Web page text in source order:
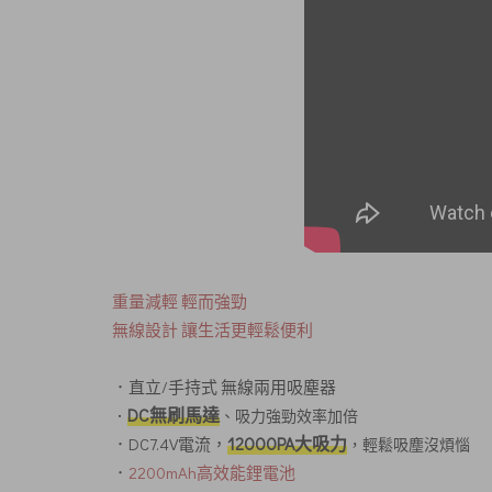
重量減輕 輕而強勁
無線設計 讓生活更輕鬆便利
．直立/手持式 無線兩用吸塵器
． DC無刷馬達、吸力強勁效率加倍
．DC7.4V電流， 12000PA大吸力 ，輕鬆吸塵沒煩惱
． 2200mAh高效能鋰電池